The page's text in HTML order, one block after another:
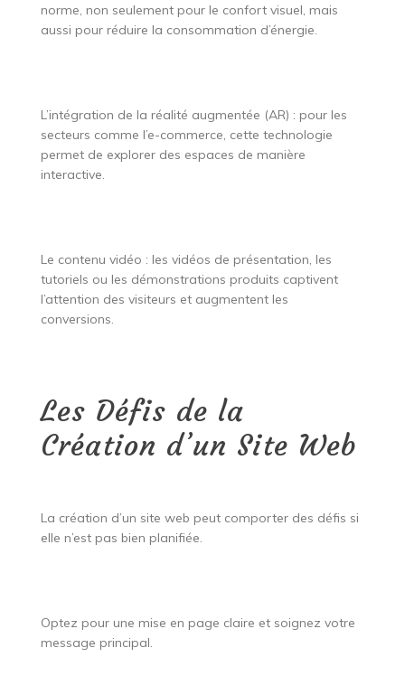
norme, non seulement pour le confort visuel, mais
aussi pour réduire la consommation d’énergie.
L’intégration de la réalité augmentée (AR) : pour les
secteurs comme l’e-commerce, cette technologie
permet de explorer des espaces de manière
interactive.
Le contenu vidéo : les vidéos de présentation, les
tutoriels ou les démonstrations produits captivent
l’attention des visiteurs et augmentent les
conversions.
Les Défis de la
Création d’un Site Web
La création d’un site web peut comporter des défis si
elle n’est pas bien planifiée.
Optez pour une mise en page claire et soignez votre
message principal.